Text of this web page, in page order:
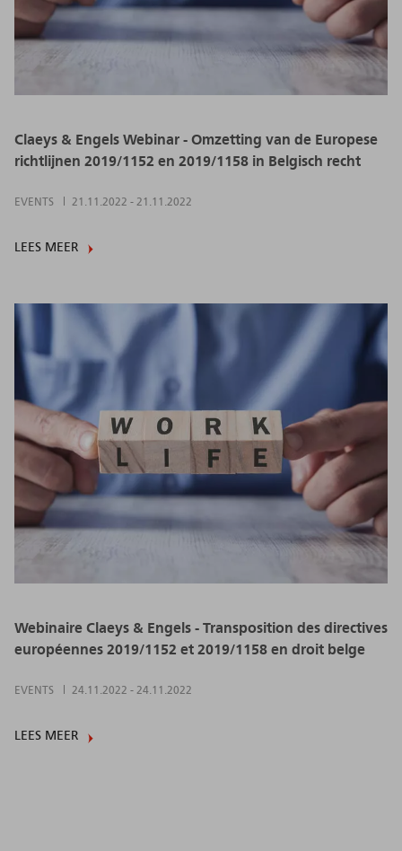
Claeys & Engels Webinar - Omzetting van de Europese
richtlijnen 2019/1152 en 2019/1158 in Belgisch recht
EVENTS 21.11.2022 - 21.11.2022
LEES MEER
Webinaire Claeys & Engels - Transposition des directives
européennes 2019/1152 et 2019/1158 en droit belge
EVENTS 24.11.2022 - 24.11.2022
LEES MEER